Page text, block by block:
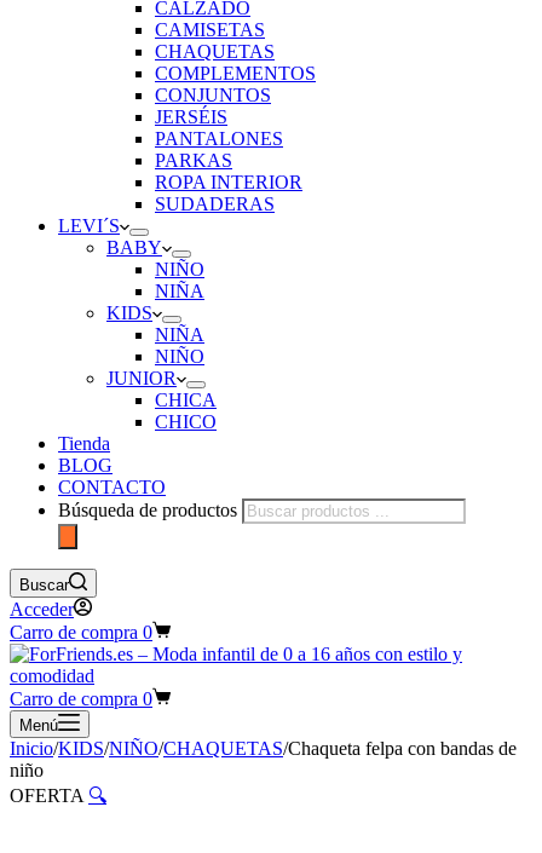
CALZADO
CAMISETAS
CHAQUETAS
COMPLEMENTOS
CONJUNTOS
JERSÉIS
PANTALONES
PARKAS
ROPA INTERIOR
SUDADERAS
LEVI´S
BABY
NIÑO
NIÑA
KIDS
NIÑA
NIÑO
JUNIOR
CHICA
CHICO
Tienda
BLOG
CONTACTO
Búsqueda de productos
Buscar
Acceder
Carro de compra 0
Carro de compra 0
Menú
Inicio/KIDS/NIÑO/CHAQUETAS/Chaqueta felpa con bandas de
niño
OFERTA 🔍